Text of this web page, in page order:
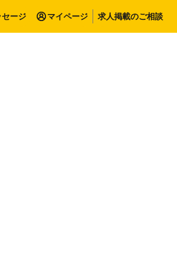
セージ マイページ 求人掲載のご相談